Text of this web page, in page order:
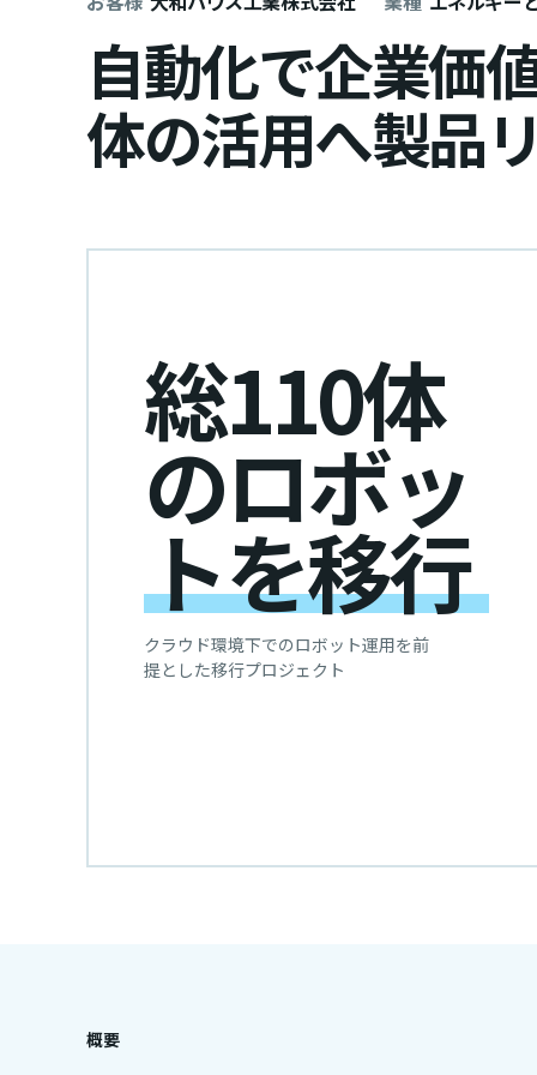
自動化で企業価
体の活用へ製品
総110体
のロボッ
トを移行
クラウド環境下でのロボット運用を前
提とした移行プロジェクト
概要